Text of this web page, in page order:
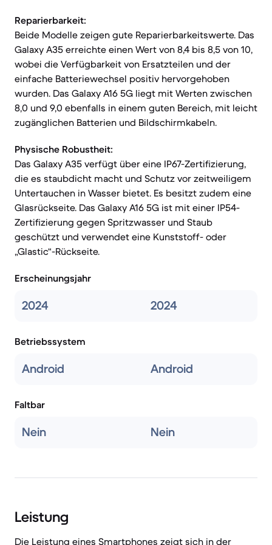
Reparierbarkeit:
Beide Modelle zeigen gute Reparierbarkeitswerte. Das
Galaxy A35 erreichte einen Wert von 8,4 bis 8,5 von 10,
wobei die Verfügbarkeit von Ersatzteilen und der
einfache Batteriewechsel positiv hervorgehoben
wurden. Das Galaxy A16 5G liegt mit Werten zwischen
8,0 und 9,0 ebenfalls in einem guten Bereich, mit leicht
zugänglichen Batterien und Bildschirmkabeln.
Physische Robustheit:
Das Galaxy A35 verfügt über eine IP67-Zertifizierung,
die es staubdicht macht und Schutz vor zeitweiligem
Untertauchen in Wasser bietet. Es besitzt zudem eine
Glasrückseite. Das Galaxy A16 5G ist mit einer IP54-
Zertifizierung gegen Spritzwasser und Staub
geschützt und verwendet eine Kunststoff- oder
„Glastic“-Rückseite.
Erscheinungsjahr
2024 2024
Betriebssystem
Android Android
Faltbar
Nein Nein
Leistung
Die Leistung eines Smartphones zeigt sich in der